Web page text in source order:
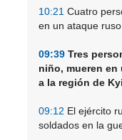
10:21 Cuatro
en un ataque
09:39 Tres
niño, mueren
a la región de
09:12 El ejército
soldados en la